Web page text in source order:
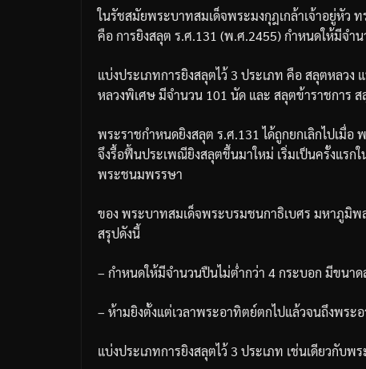
ในรัชสมัยพระบาทสมเด็จพระมงกุฎเกล้าเจ้าอยู่หัว ท
คือการยิงสลุต ร.ศ.131 (พ.ศ.2455)กำหนดให้มีจำ
แบ่งประเภทการยิงสลุตไว้ 3 ประเภท คือสลุตหลวง
หลวงพิเศษมีจำนวน 101 นัด และ สลุตข้าราชการ ส
พระราชกำหนดยิงสลุต ร.ศ.131ได้ถูกยกเลิกไปเมื่อพ
จึงรื้อฟื้นประเพณียิงสลุตขึ้นมาใหม่ เริ่มเป็นครั้งแรก
พระชนมพรรษา
ของ พระบาทสมเด็จพระบรมชนกาธิเบศร มหาภูมิพ
สรุปดังนี้
– กำหนดให้มีจำนวนปืนไม่ต่ำกว่า 4กระบอก มีขนาด
– ห้ามยิงตั้งแต่เวลาพระอาทิตย์ตกไปแล้วจนถึงพระ
แบ่งประเภทการยิงสลุตไว้ 3 ประเภท เช่นเดียวกับพ